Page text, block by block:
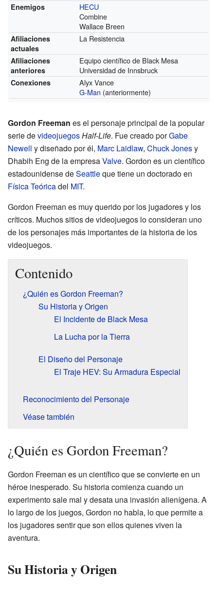
Enemigos
HECU
Combine
Wallace Breen
Afiliaciones
actuales
La Resistencia
Afiliaciones
anteriores
Equipo científico de Black Mesa
Universidad de Innsbruck
Conexiones
Alyx Vance
G-Man (anteriormente)
Gordon Freeman es el personaje principal de la popular
serie devideojuegosHalf-Life. Fue creado porGabe
Newell y diseñado por él, Marc Laidlaw, Chuck Jonesy
Dhabih Eng de la empresaValve. Gordon es un científico
estadounidense deSeattleque tiene un doctorado en
Física Teóricadel MIT.
Gordon Freeman es muy querido por los jugadores y los
críticos. Muchos sitios de videojuegos lo consideran uno
de los personajes más importantes de la historia de los
videojuegos.
Contenido
¿Quién es Gordon Freeman?
Su Historia y Origen
El Incidente de Black Mesa
La Lucha por la Tierra
El Diseño del Personaje
El Traje HEV: Su Armadura Especial
Reconocimiento del Personaje
Véase también
¿Quién es Gordon Freeman?
Gordon Freeman es un científico que se convierte en un
héroe inesperado. Su historia comienza cuando un
experimento sale mal y desata una invasión alienígena. A
lo largo de los juegos, Gordon no habla, lo que permite a
los jugadores sentir que son ellos quienes viven la
aventura.
Su Historia y Origen